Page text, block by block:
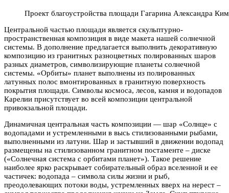
Проект благоустройства площади Гагарина Александра
Центральной частью площади является скульптурно-
пространственная композиция в виде макета нашей солнечной
системы. В дополнение предлагается выполнить декоративную
композицию из гранитных разноцветных полированных шаров
разных диаметров, символизирующие планеты солнечной
системы. «Орбиты» планет выполнены из полированных
латунных полос вмонтированных в гранитную поверхность
покрытия площади. Символы космоса, лесов, камня и водопадов
Карелии присутствует во всей композиции центральной
привокзальной площади.
Динамичная центральная часть композиции — шар «Солнце» с
водопадами и устремленными в высь стилизованными рыбами,
выполненными из латуни. Шар и застывший в движении водопад
размещены на стилизованном гранитном постаменте – диске
(«Солнечная система с орбитами планет»). Такое решение
наиболее ярко раскрывает собирательный образ вселенной и ее
частичек: водопада – символа силы жизни и рыб,
преодолевающих потоки воды, устремленных вверх на нерест –